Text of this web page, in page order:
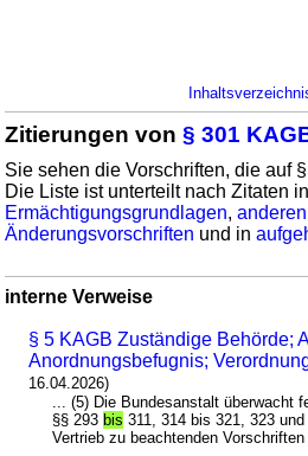
Zitierungen von§ 301
Sie sehen die Vorschriften, die auf
Die Liste ist unterteilt nach Zitaten in
Ermächtigungsgrundlagen,
Änderungsvorschriften und in
interne Verweise
§ 5 KAGB Zuständige Behörde;
Anordnungsbefugnis;
16.04.2026)
... (5) Die Bundesanstalt überwacht
§§ 293 bis 311, 314 bis 321, 323
Vertrieb zu beachtenden Vorschriften